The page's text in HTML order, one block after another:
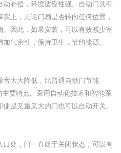
动补偿，环境适应性强。自动门具有
上，无论门扇是否转向任何位置，
因此，如果安装，可以有效减少室
气密性，保持卫生，节约能源。
音大大降低，比普通自动门节能
要特点。采用自动化技术和智能系
是又重又大的门也可以自动开关。
口处，门一直处于关闭状态，可以有